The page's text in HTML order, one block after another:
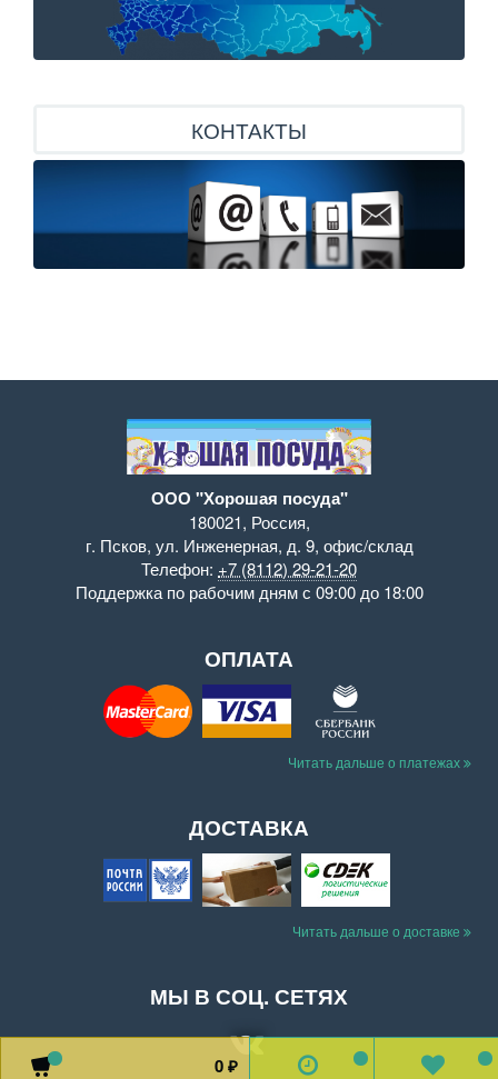
0 ₽
КОНТАКТЫ
ООО "Хорошая посуда"
180021, Россия,
г. Псков, ул. Инженерная, д. 9, офис/склад
Телефон: +7 (8112) 29-21-20
Поддержкапо рабочим дням с 09:00 до 18:00
ОПЛАТА
Читать дальше о платежах
ДОСТАВКА
Читать дальше о доставке
МЫ В СОЦ. СЕТЯХ